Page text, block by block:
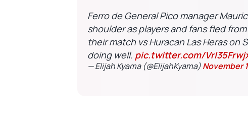
Ferro de General Pico manager
shoulder as players and fans fled
their match vs Huracan Las Heras on
doing well. pic.twitter.com/
— Elijah Kyama (@ElijahKyama)November